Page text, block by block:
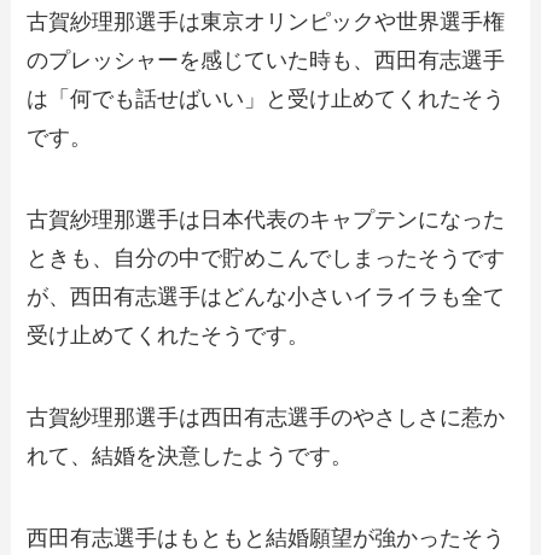
古賀紗理那選手は東京オリンピックや世界選手権
のプレッシャーを感じていた時も、西田有志選手
は「何でも話せばいい」と受け止めてくれたそう
です。
古賀紗理那選手は日本代表のキャプテンになった
ときも、自分の中で貯めこんでしまったそうです
が、西田有志選手はどんな小さいイライラも全て
受け止めてくれたそうです。
古賀紗理那選手は西田有志選手のやさしさに惹か
れて、結婚を決意したようです。
西田有志選手はもともと結婚願望が強かったそう